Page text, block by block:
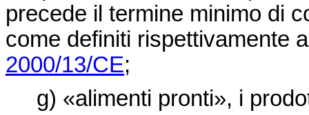
precede il termine minimo di
come definiti rispettivamente
2000/13/CE;
g) «alimenti pronti», i